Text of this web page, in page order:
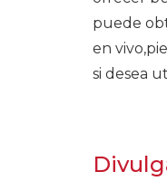
puede
en
si desea